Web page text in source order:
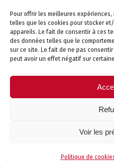
Pour offrir les meilleures
telles que les cookies pour stocker
appareils. Le fait de consentir à ces
des données telles que le
sur ce site. Le fait de ne pas
peut avoir un effet négatif sur
Voir les
Politique de
Canapé des Savoie
Découvrez Canapé des
04 50 34 16 60